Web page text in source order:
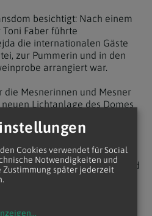
besichtigt: Nach einem
Faber führte
die internationalen Gäste
zur Pummerin und in den
arrangiert war.
die Mesnerinnen und Mesner
Lichtanlage des Domes
bildete jedoch ein
in dessen
den Mesnerinnen und
Dienst dankte.
Cookies verwendet für Social
Notwendigkeiten und
Zustimmung später jederzeit
...